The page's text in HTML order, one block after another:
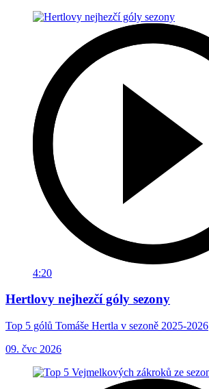
4:20
Hertlovy nejhezčí góly sezony
Top 5 gólů Tomáše Hertla v sezoně 2025-2026
09. čvc 2026